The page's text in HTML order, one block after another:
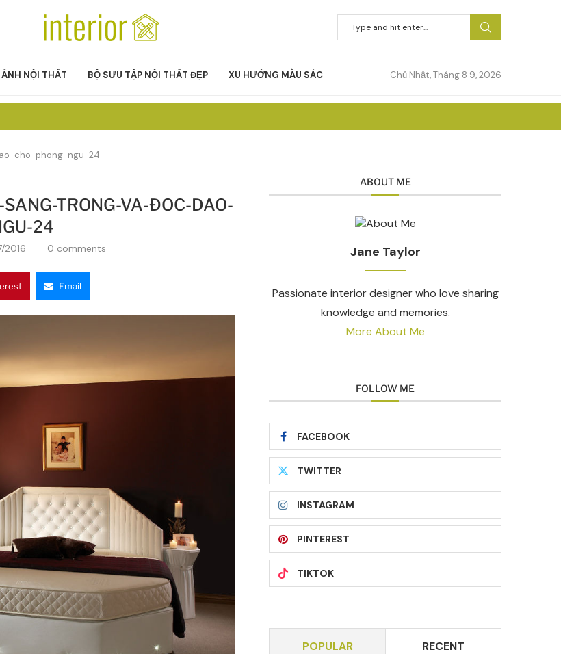
NỘI THẤT BỘ SƯU TẬP NỘI THẤT ĐẸP XU HƯỚNG MÀU SẮC Chủ Nhật, Tháng 8 9, 2026
cho-phong-ngu-24
TRONG-VA-ĐOC-DAO-
24
2016 0 comments
Email
ABOUT ME
Jane Taylor
Passionate interior designer who love sharing
knowledge and memories.
More About Me
FOLLOW ME
FACEBOOK
TWITTER
INSTAGRAM
PINTEREST
TIKTOK
POPULAR RECENT